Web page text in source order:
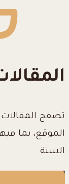
تصفح
الموقع، بما
السنة